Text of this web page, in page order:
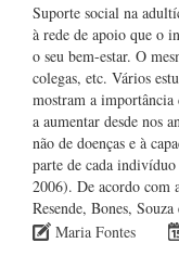
Suporte social na
à rede de apoio que o
o seu bem-estar. O
colegas, etc. Vários
mostram a
a aumentar desde nos
não de doenças e à
parte de cada
2006). De acordo com
Resende, Bones,
Maria Fontes